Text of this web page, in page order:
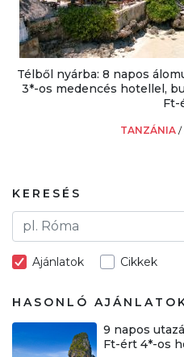
Télből nyárba: 8 napos
3*-os medencés hotellel,
Ft-
TANZÁNIA /
KERESÉS
Ajánlatok Cikkek
HASONLÓ
9 napos
Ft-ért 4*-os